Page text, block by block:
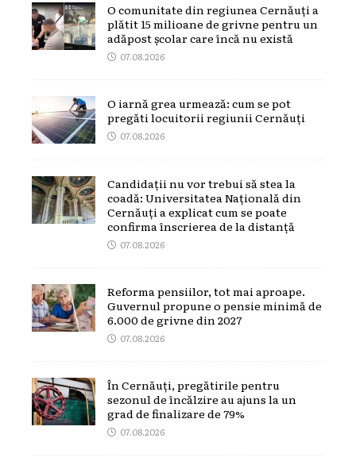
O comunitate din regiunea Cernăuți a
plătit 15 milioane de grivne pentru un
adăpost școlar care încă nu există
07.08.2026
O iarnă grea urmează: cum se pot
pregăti locuitorii regiunii Cernăuți
07.08.2026
Candidații nu vor trebui să stea la
coadă: Universitatea Națională din
Cernăuți a explicat cum se poate
confirma înscrierea de la distanță
07.08.2026
Reforma pensiilor, tot mai aproape.
Guvernul propune o pensie minimă de
6.000 de grivne din 2027
07.08.2026
În Cernăuți, pregătirile pentru
sezonul de încălzire au ajuns la un
grad de finalizare de 79%
07.08.2026